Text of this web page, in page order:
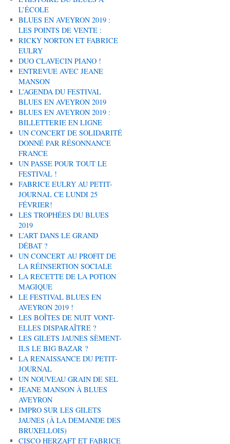
L’ÉCOLE
BLUES EN AVEYRON 2019 :
LES POINTS DE VENTE :
RICKY NORTON ET FABRICE
EULRY
DUO CLAVECIN PIANO !
ENTREVUE AVEC JEANE
MANSON
L’AGENDA DU FESTIVAL
BLUES EN AVEYRON 2019
BLUES EN AVEYRON 2019 :
BILLETTERIE EN LIGNE
UN CONCERT DE SOLIDARITÉ
DONNÉ PAR RÉSONNANCE
FRANCE
UN PASSE POUR TOUT LE
FESTIVAL !
FABRICE EULRY AU PETIT-
JOURNAL CE LUNDI 25
FÉVRIER!
LES TROPHÉES DU BLUES
2019
L’ART DANS LE GRAND
DÉBAT ?
UN CONCERT AU PROFIT DE
LA RÉINSERTION SOCIALE
LA RECETTE DE LA POTION
MAGIQUE
LE FESTIVAL BLUES EN
AVEYRON 2019 !
LES BOÎTES DE NUIT VONT-
ELLES DISPARAÎTRE ?
LES GILETS JAUNES SÈMENT-
ILS LE BIG BAZAR ?
LA RENAISSANCE DU PETIT-
JOURNAL
UN NOUVEAU GRAIN DE SEL
JEANE MANSON À BLUES
AVEYRON
IMPRO SUR LES GILETS
JAUNES (À LA DEMANDE DES
BRUXELLOIS)
CISCO HERZAFT ET FABRICE